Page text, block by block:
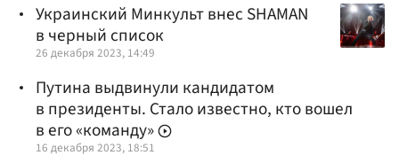
Украинский Минкульт внес SHAMAN
в черный список
26 декабря 2023, 14:49
Путина выдвинули кандидатом
в президенты. Стало известно, кто вошел
в его «команду»
16 декабря 2023, 18:51